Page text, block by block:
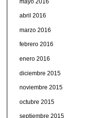
abril 2016
marzo 2016
febrero 2016
enero 2016
diciembre 2015
noviembre 2015
octubre 2015
septiembre 2015